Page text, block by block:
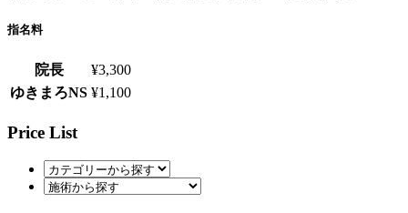
指名料
院長
¥3,300
ゆきまろNS ¥1,100
Price List